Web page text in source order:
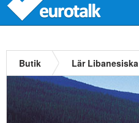
Butik Lär Libanesiska